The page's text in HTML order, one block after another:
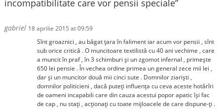
incompatibilitate care vor pensii speciale”
gabriel 18 aprilie 2015 at 09:59
Sînt groaznici , au bâgat țara în faliment iar acum vor pensii , sînt
sub orice criticâ . O muncitoare textilistâ cu 40 ani vechime , care
a muncit în praf , în 3 schimburi și un zgomot infernal , primește
650 lei pensie . În vechea ordine primea un general zece mii lei ,
dar și un muncitor douâ mii cinci sute . Domnilor ziariști ,
domnilor politicieni , dacâ puteți influența cu ceva aceste hotârîri
de oameni incapabili care din cauza acestui popor apatic își fac
de cap , nu stați , acționați cu toate mijloacele de care dispune-ți .